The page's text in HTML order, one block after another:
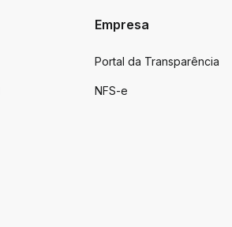
Empresa
Portal da Transparência
NFS-e